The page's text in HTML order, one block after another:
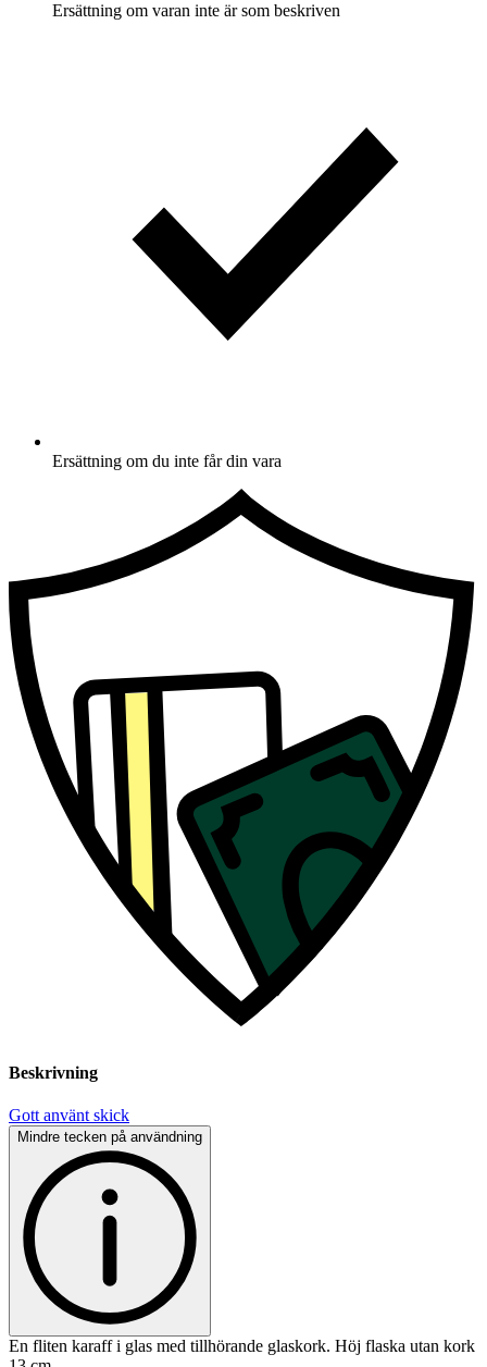
Ersättning om varan inte är som beskriven
Ersättning om du inte får din vara
Beskrivning
Gott använt skick
Mindre tecken på användning
En fliten karaff i glas med tillhörande glaskork. Höj flaska utan kork